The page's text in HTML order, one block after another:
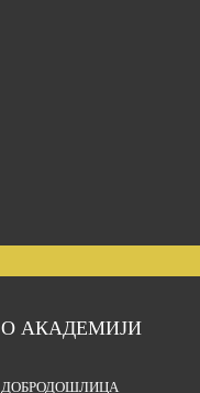
О АКАДЕМИЈИ
ДОБРОДОШЛИЦА